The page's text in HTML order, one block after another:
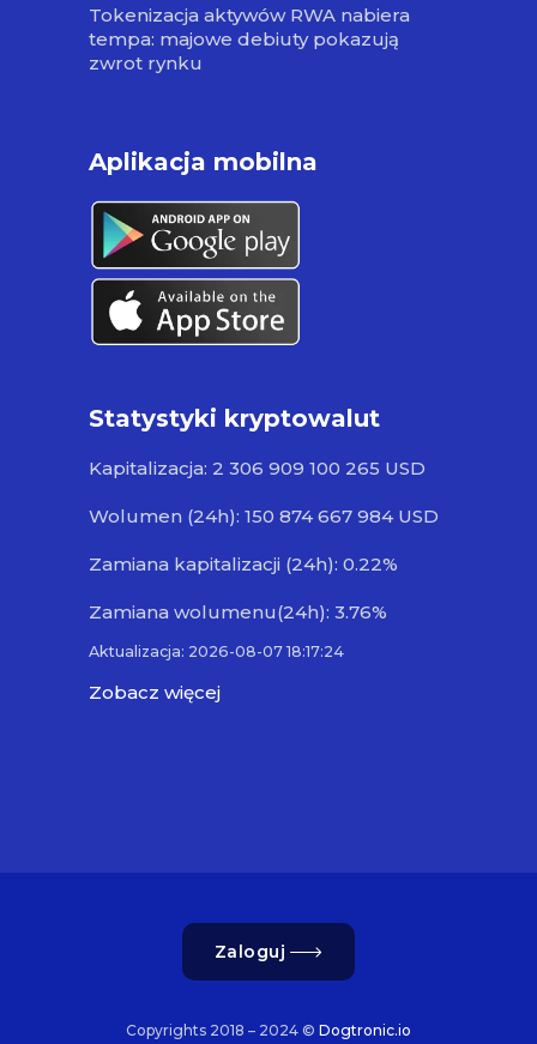
Tokenizacja aktywów RWA nabiera
tempa: majowe debiuty pokazują
zwrot rynku
Aplikacja mobilna
Statystyki kryptowalut
Kapitalizacja: 2 306 909 100 265 USD
Wolumen (24h): 150 874 667 984 USD
Zamiana kapitalizacji (24h): 0.22%
Zamiana wolumenu(24h): 3.76%
Aktualizacja: 2026-08-07 18:17:24
Zobacz więcej
Zaloguj
Copyrights 2018 – 2024 © Dogtronic.io